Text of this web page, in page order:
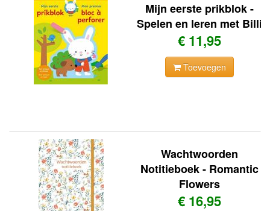
Mijn eerste prikblok -
Spelen en leren met Billi
€ 11,95
Toevoegen
Wachtwoorden
Notitieboek - Romantic
Flowers
€ 16,95